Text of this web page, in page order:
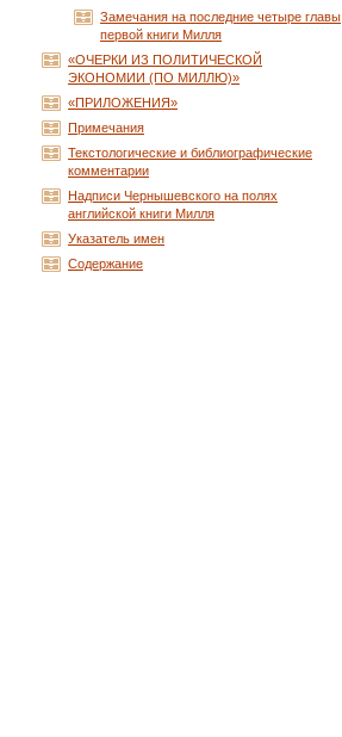
Замечания на последние четыре главы
первой книги Милля
«ОЧЕРКИ ИЗ ПОЛИТИЧЕСКОЙ
ЭКОНОМИИ (ПО МИЛЛЮ)»
«ПРИЛОЖЕНИЯ»
Примечания
Текстологические и библиографические
комментарии
Надписи Чернышевского на полях
английской книги Милля
Указатель имен
Содержание